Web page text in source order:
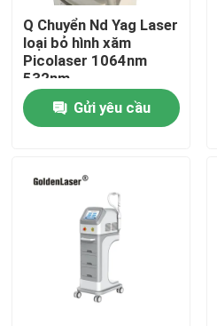
Nhà
Các sản phẩm
Hướng dẫn VR
Q Chuyển Nd Yag Laser
loại bỏ hình xăm
Picolaser 1064nm
532nm
Gửi yêu cầu